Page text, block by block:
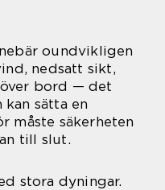
oundvikligen
nedsatt sikt,
bord — det
sätta en
måste säkerheten
till slut.
stora dyningar.